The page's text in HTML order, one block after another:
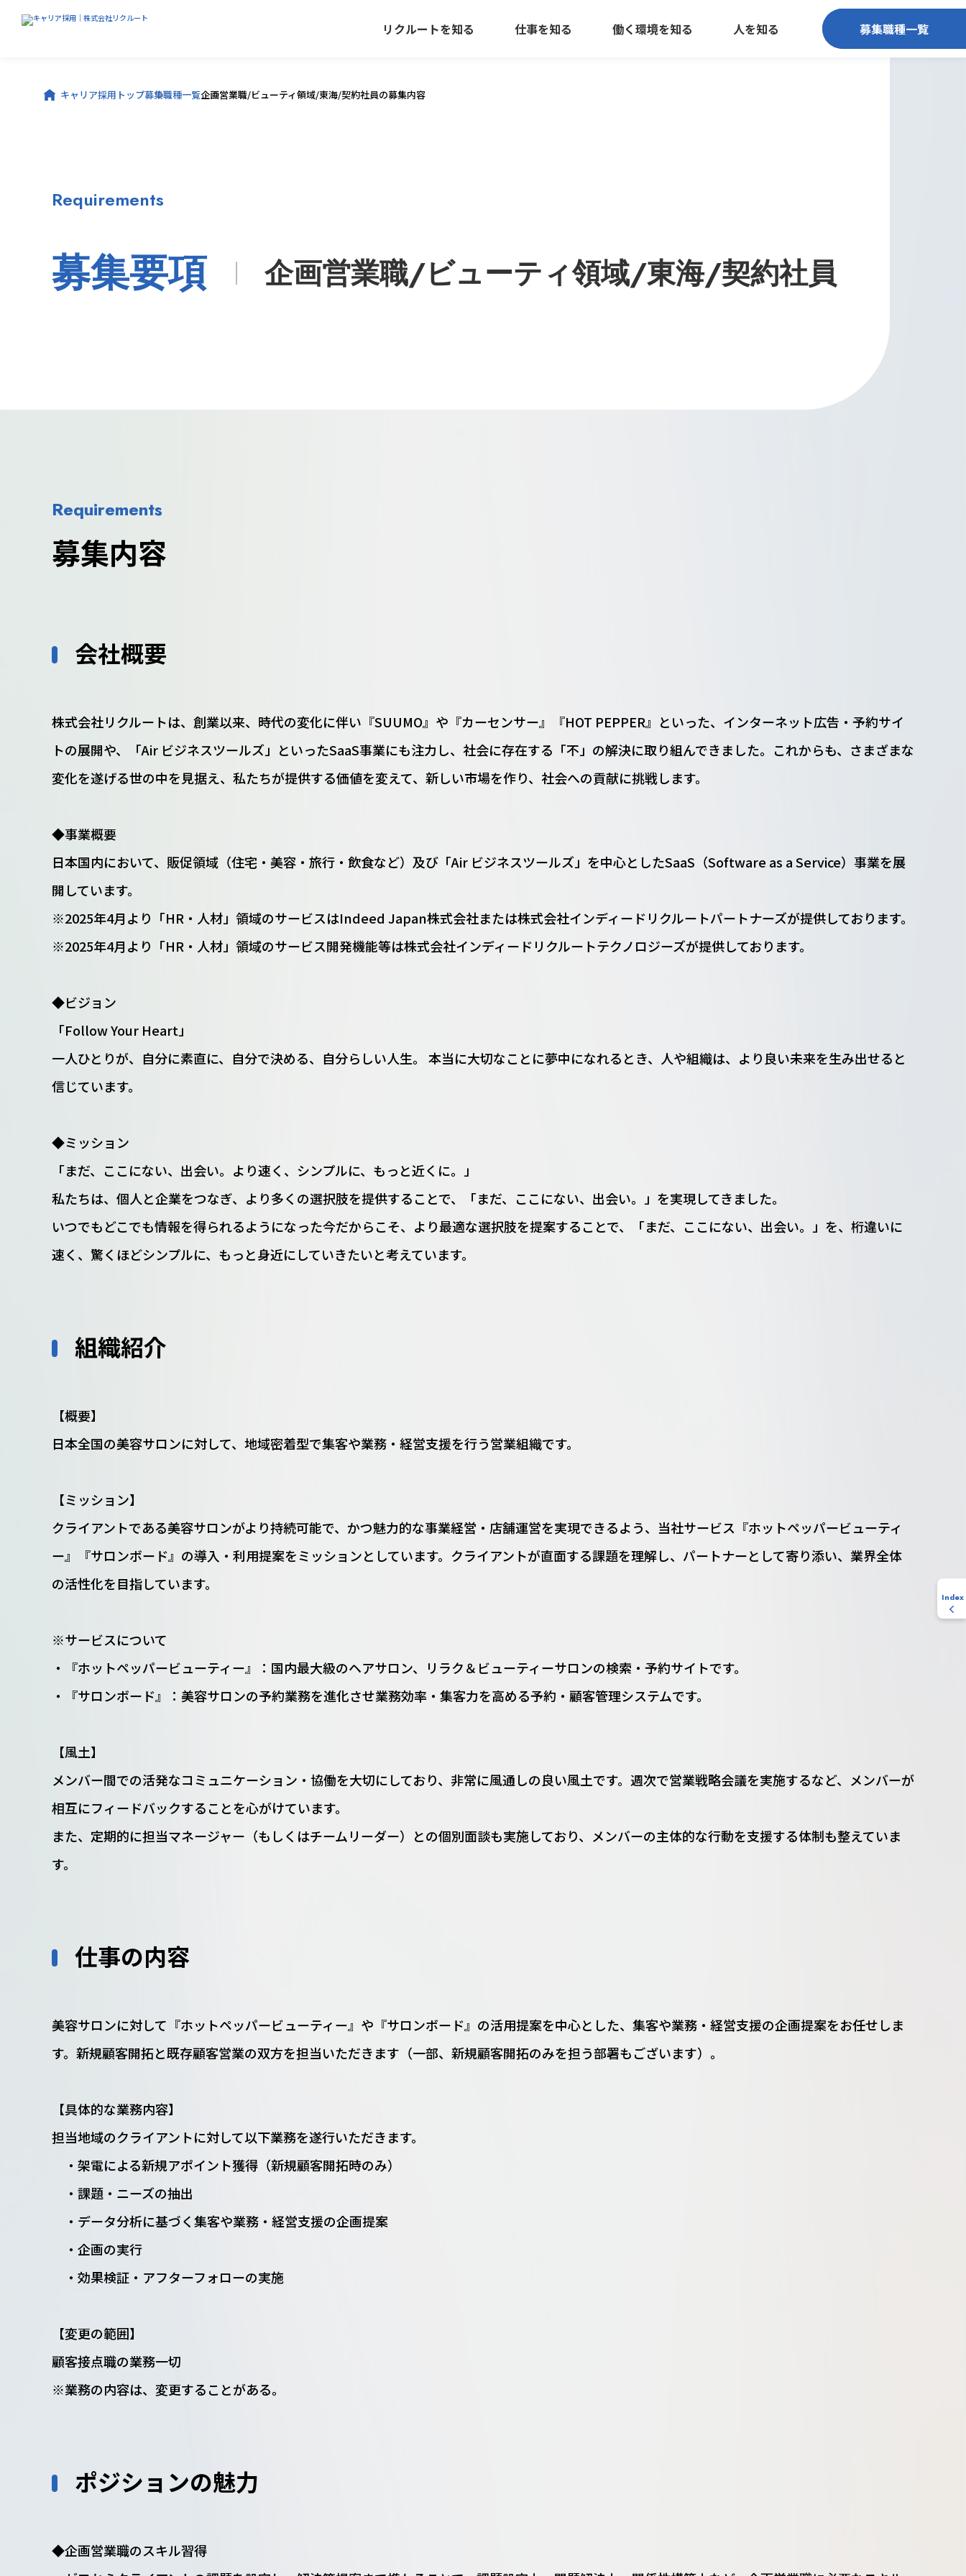
募集職種一覧
リクルートを知る 仕事を知る 働く環境を知る 人を知る 募集職種一覧
キャリア採用トップ募集職種一覧企画営業職/ビューティ領域/東海/契約社員の募集内容
Requirements
募集要項 企画営業職/ビューティ領域/東海/契約社員
Index
Requirements
募集内容
会社概要
株式会社リクルートは、創業以来、時代の変化に伴い『SUUMO』や『カーセンサー』『HOT PEPPER』といった、インターネット広告・予約サイ
トの展開や、「Air ビジネスツールズ」といったSaaS事業にも注力し、社会に存在する「不」の解決に取り組んできました。これからも、さまざまな
変化を遂げる世の中を見据え、私たちが提供する価値を変えて、新しい市場を作り、社会への貢献に挑戦します。
◆事業概要
日本国内において、販促領域（住宅・美容・旅行・飲食など）及び「Air ビジネスツールズ」を中心としたSaaS（Software as a Service）事業を展
開しています。
※2025年4月より「HR・人材」領域のサービスはIndeed Japan株式会社または株式会社インディードリクルートパートナーズが提供しております。
※2025年4月より「HR・人材」領域のサービス開発機能等は株式会社インディードリクルートテクノロジーズが提供しております。
◆ビジョン
「Follow Your Heart」
一人ひとりが、自分に素直に、自分で決める、自分らしい人生。 本当に大切なことに夢中になれるとき、人や組織は、より良い未来を生み出せると
信じています。
◆ミッション
「まだ、ここにない、出会い。より速く、シンプルに、もっと近くに。」
私たちは、個人と企業をつなぎ、より多くの選択肢を提供することで、「まだ、ここにない、出会い。」を実現してきました。
いつでもどこでも情報を得られるようになった今だからこそ、より最適な選択肢を提案することで、「まだ、ここにない、出会い。」を、桁違いに
速く、驚くほどシンプルに、もっと身近にしていきたいと考えています。
組織紹介
【概要】
日本全国の美容サロンに対して、地域密着型で集客や業務・経営支援を行う営業組織です。
【ミッション】
クライアントである美容サロンがより持続可能で、かつ魅力的な事業経営・店舗運営を実現できるよう、当社サービス『ホットペッパービューティ
ー』『サロンボード』の導入・利用提案をミッションとしています。クライアントが直面する課題を理解し、パートナーとして寄り添い、業界全体
の活性化を目指しています。
※サービスについて
・『ホットペッパービューティー』：国内最大級のヘアサロン、リラク＆ビューティーサロンの検索・予約サイトです。
・『サロンボード』：美容サロンの予約業務を進化させ業務効率・集客力を高める予約・顧客管理システムです。
【風土】
メンバー間での活発なコミュニケーション・協働を大切にしており、非常に風通しの良い風土です。週次で営業戦略会議を実施するなど、メンバーが
相互にフィードバックすることを心がけています。
また、定期的に担当マネージャー（もしくはチームリーダー）との個別面談も実施しており、メンバーの主体的な行動を支援する体制も整えていま
す。
仕事の内容
美容サロンに対して『ホットペッパービューティー』や『サロンボード』の活用提案を中心とした、集客や業務・経営支援の企画提案をお任せしま
す。新規顧客開拓と既存顧客営業の双方を担当いただきます（一部、新規顧客開拓のみを担う部署もございます）。
【具体的な業務内容】
担当地域のクライアントに対して以下業務を遂行いただきます。
・架電による新規アポイント獲得（新規顧客開拓時のみ）
・課題・ニーズの抽出
・データ分析に基づく集客や業務・経営支援の企画提案
・企画の実行
・効果検証・アフターフォローの実施
【変更の範囲】
顧客接点職の業務一切
※業務の内容は、変更することがある。
ポジションの魅力
◆企画営業職のスキル習得